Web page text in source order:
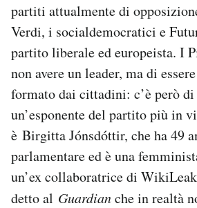
partiti attualmente di
Verdi, i socialdemocratici e
partito liberale ed europeista. I
non avere un leader, ma di
formato dai cittadini: c’è però
un’esponente del partito più in
è Birgitta Jónsdóttir, che ha 49
parlamentare ed è una
un’ex collaboratrice di
detto al Guardianche in realtà